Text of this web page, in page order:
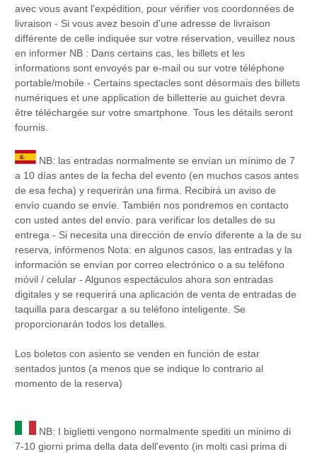
avec vous avant l'expédition, pour vérifier vos coordonnées de
livraison - Si vous avez besoin d'une adresse de livraison
différente de celle indiquée sur votre réservation, veuillez nous
en informer NB : Dans certains cas, les billets et les
informations sont envoyés par e-mail ou sur votre téléphone
portable/mobile - Certains spectacles sont désormais des billets
numériques et une application de billetterie au guichet devra
être téléchargée sur votre smartphone. Tous les détails seront
fournis.
NB: las entradas normalmente se envían un mínimo de 7
a 10 días antes de la fecha del evento (en muchos casos antes
de esa fecha) y requerirán una firma. Recibirá un aviso de
envío cuando se envíe. También nos pondremos en contacto
con usted antes del envío. para verificar los detalles de su
entrega - Si necesita una dirección de envío diferente a la de su
reserva, infórmenos Nota: en algunos casos, las entradas y la
información se envían por correo electrónico o a su teléfono
móvil / celular - Algunos espectáculos ahora son entradas
digitales y se requerirá una aplicación de venta de entradas de
taquilla para descargar a su teléfono inteligente. Se
proporcionarán todos los detalles.
Los boletos con asiento se venden en función de estar
sentados juntos (a menos que se indique lo contrario al
momento de la reserva)
NB: I biglietti vengono normalmente spediti un minimo di
7-10 giorni prima della data dell'evento (in molti casi prima di